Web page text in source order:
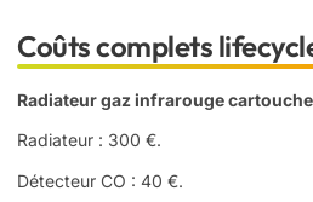
Coûts complets
Radiateur gaz infrarouge
Radiateur : 300 €.
Détecteur CO : 40 €.